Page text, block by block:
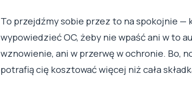
To przejdźmy sobie przez to na spokojnie —
wypowiedzieć OC, żeby nie wpaść ani w to
wznowienie, ani w przerwę w ochronie. Bo,
potrafią cię kosztować więcej niż cała